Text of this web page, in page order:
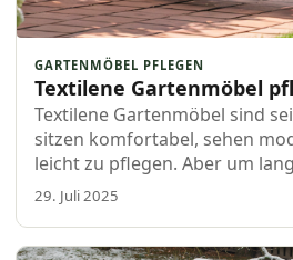
GARTENMÖBEL PFLEGEN
Textilene Gartenmöbel
Textilene Gartenmöbel sind
sitzen komfortabel, sehen
leicht zu pflegen. Aber um
haben, ist gute Pflege wichtig.
29. Juli 2025